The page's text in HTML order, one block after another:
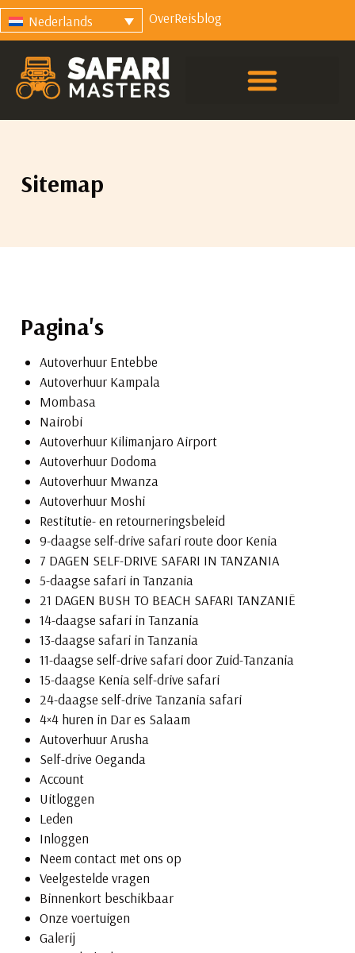
Nederlands OverReisblog
Sitemap
Pagina's
Autoverhuur Entebbe
Autoverhuur Kampala
Mombasa
Nairobi
Autoverhuur Kilimanjaro Airport
Autoverhuur Dodoma
Autoverhuur Mwanza
Autoverhuur Moshi
Restitutie- en retourneringsbeleid
9-daagse self-drive safari route door Kenia
7 DAGEN SELF-DRIVE SAFARI IN TANZANIA
5-daagse safari in Tanzania
21 DAGEN BUSH TO BEACH SAFARI TANZANIË
14-daagse safari in Tanzania
13-daagse safari in Tanzania
11-daagse self-drive safari door Zuid-Tanzania
15-daagse Kenia self-drive safari
24-daagse self-drive Tanzania safari
4×4 huren in Dar es Salaam
Autoverhuur Arusha
Self-drive Oeganda
Account
Uitloggen
Leden
Inloggen
Neem contact met ons op
Veelgestelde vragen
Binnenkort beschikbaar
Onze voertuigen
Galerij